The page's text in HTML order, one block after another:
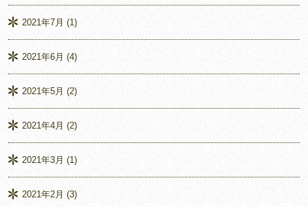
2021年7月 (1)
2021年6月 (4)
2021年5月 (2)
2021年4月 (2)
2021年3月 (1)
2021年2月 (3)